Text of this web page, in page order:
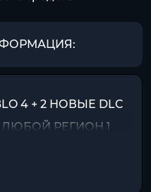
4 + 2 НОВЫЕ DLC
ЛЮБОЙ РЕГИОН ]